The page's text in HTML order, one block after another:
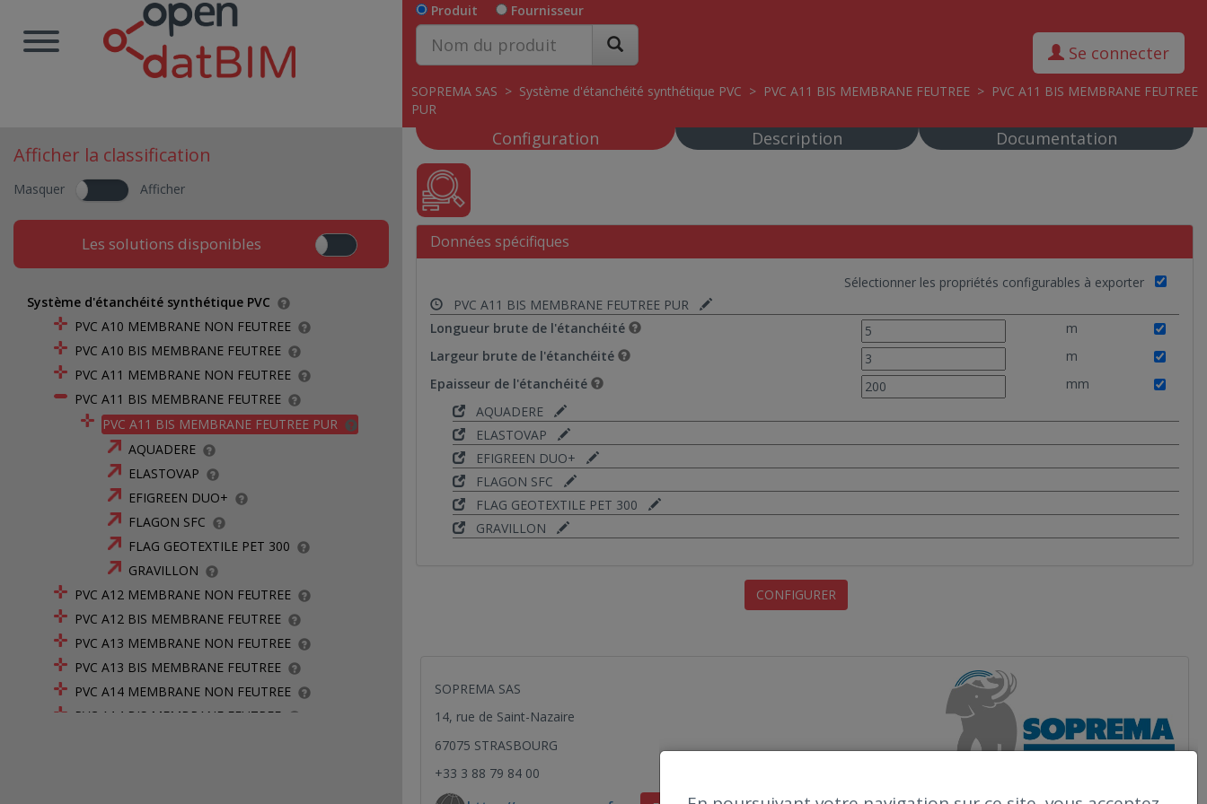
Produit Fournisseur
Se connecter
SOPREMA SAS > Système d'étanchéité synthétique PVC > PVC A11 BIS MEMBRANE FEUTREE > PVC A11 BIS MEMBRANE FEUTREE
PUR
Afficher la classification
Masquer Afficher
Les solutions disponibles
Système d'étanchéité synthétique PVC
PVC A10 MEMBRANE NON FEUTREE
PVC A10 BIS MEMBRANE FEUTREE
PVC A11 MEMBRANE NON FEUTREE
PVC A11 BIS MEMBRANE FEUTREE
PVC A11 BIS MEMBRANE FEUTREE PUR
AQUADERE
ELASTOVAP
EFIGREEN DUO+
FLAGON SFC
FLAG GEOTEXTILE PET 300
GRAVILLON
PVC A12 MEMBRANE NON FEUTREE
PVC A12 BIS MEMBRANE FEUTREE
PVC A13 MEMBRANE NON FEUTREE
PVC A13 BIS MEMBRANE FEUTREE
PVC A14 MEMBRANE NON FEUTREE
PVC A14 BIS MEMBRANE FEUTREE
Configuration Description Documentation
Données spécifiques
Sélectionner les propriétés configurables à exporter
PVC A11 BIS MEMBRANE FEUTREE PUR
Longueur brute de l'étanchéité
m
Largeur brute de l'étanchéité
m
Epaisseur de l'étanchéité
mm
AQUADERE
ELASTOVAP
EFIGREEN DUO+
FLAGON SFC
FLAG GEOTEXTILE PET 300
GRAVILLON
CONFIGURER
SOPREMA SAS
14, rue de Saint-Nazaire
67075 STRASBOURG
+33 3 88 79 84 00